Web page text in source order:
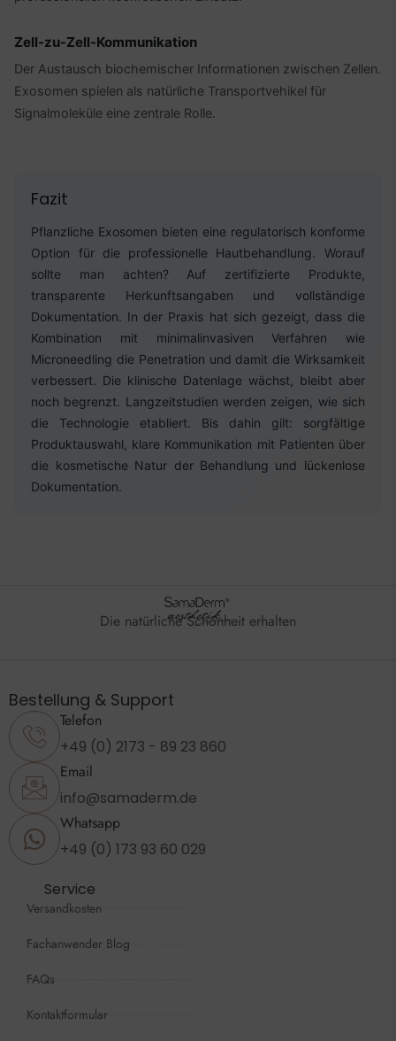
Zell-zu-Zell-Kommunikation
Der Austausch biochemischer Informationen zwischen Zellen.
Exosomen spielen als natürliche Transportvehikel für
Signalmoleküle eine zentrale Rolle.
Fazit
Pflanzliche Exosomen bieten eine regulatorisch konforme
Option für die professionelle Hautbehandlung. Worauf
sollte man achten? Auf zertifizierte Produkte,
transparente Herkunftsangaben und vollständige
Dokumentation. In der Praxis hat sich gezeigt, dass die
Kombination mit minimalinvasiven Verfahren wie
Microneedling die Penetration und damit die Wirksamkeit
verbessert. Die klinische Datenlage wächst, bleibt aber
noch begrenzt. Langzeitstudien werden zeigen, wie sich
die Technologie etabliert. Bis dahin gilt: sorgfältige
Produktauswahl, klare Kommunikation mit Patienten über
die kosmetische Natur der Behandlung und lückenlose
Dokumentation.
Die natürliche Schönheit erhalten
Bestellung & Support
Telefon
+49 (0) 2173 - 89 23 860
Email
info@samaderm.de
Whatsapp
+49 (0) 173 93 60 029
Service
Versandkosten
Fachanwender Blog
FAQs
Kontaktformular